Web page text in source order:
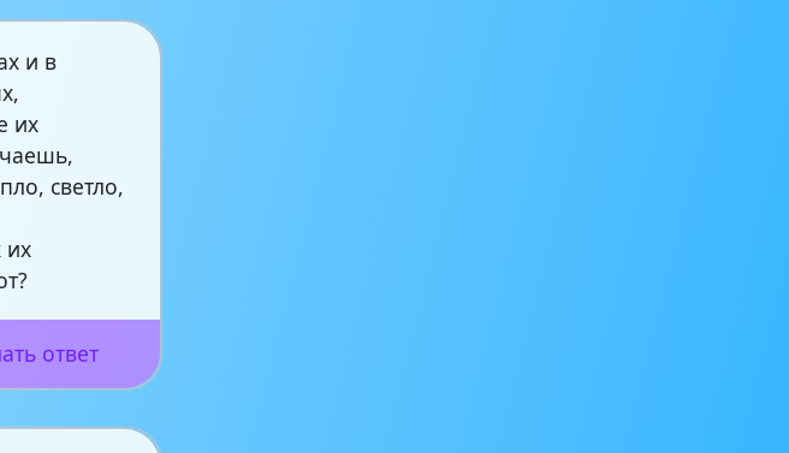
и в
их
светло,
их
ответ